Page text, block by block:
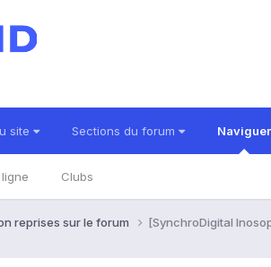
site Sections du forum Naviguer
Clubs
reprises sur le forum [SynchroDigital